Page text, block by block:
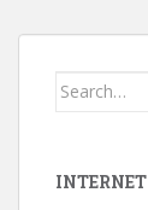
Search
INTERNET